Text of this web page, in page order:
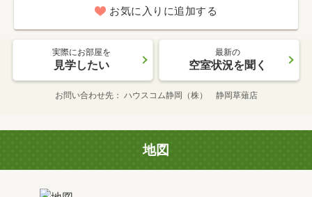
お気に入りに追加する
実際にお部屋を
見学したい
最新の
空室状況を聞く
お問い合わせ先 ハウスコム静岡（株） 静岡草薙店
地図